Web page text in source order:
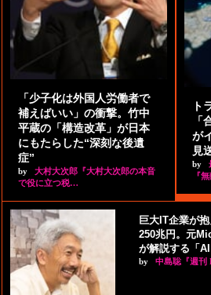
「少子化は外国人労働者で
補えばいい」の衝撃。竹中
平蔵の「構造改革」が日本
にもたらした“深刻な後遺
症”
by
大村大次郎『大村大次郎の本音
で役に立つ税…
ト
「
が
見
by
『
巨大IT企業が
250兆円。元
が解説する「
by 中島聡『週刊